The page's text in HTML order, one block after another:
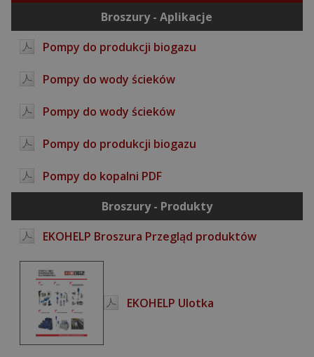
Broszury - Aplikacje
Pompy do produkcji biogazu
Pompy do wody ścieków
Pompy do wody ścieków
Pompy do produkcji biogazu
Pompy do kopalni PDF
Broszury - Produkty
EKOHELP Broszura Przegląd produktów
EKOHELP Ulotka